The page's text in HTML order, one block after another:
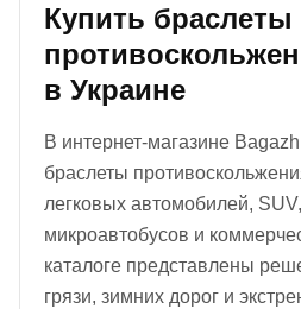
Купить браслеты
в Украине
В интернет-магазине
браслеты
легковых автомобилей,
микроавтобусов и
каталоге представлены
грязи, зимних дорог и